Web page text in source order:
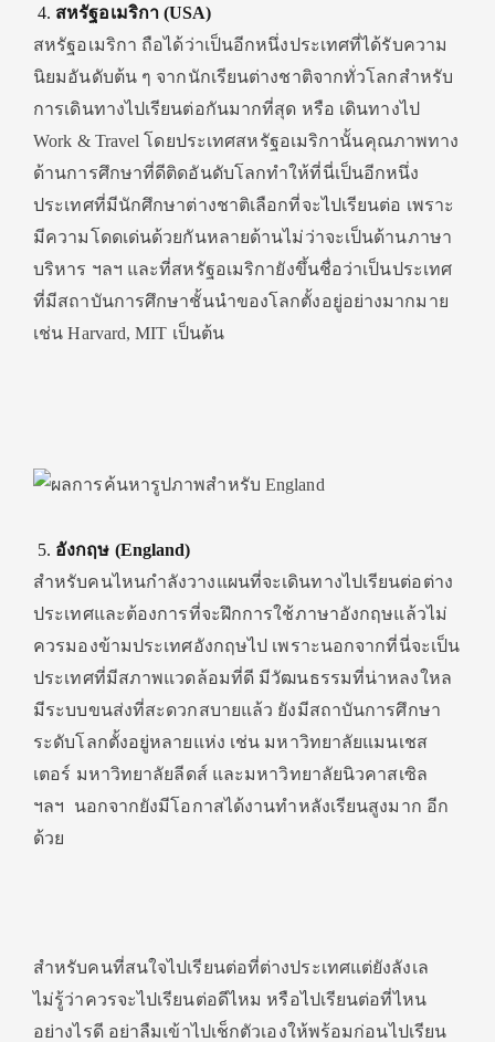
สหรัฐอเมริกา (USA)
สหรัฐอเมริกา ถือได้ว่าเป็นอีกหนึ่งประเทศที่ได้รับความ
นิยมอันดับต้น ๆ จากนักเรียนต่างชาติจากทั่วโลกสำหรับ
การเดินทางไปเรียนต่อกันมากที่สุด หรือ เดินทางไป
Work & Travel โดยประเทศสหรัฐอเมริกานั้นคุณภาพทาง
ด้านการศึกษาที่ดีติดอันดับโลกทำให้ที่นี่เป็นอีกหนึ่ง
ประเทศที่มีนักศึกษาต่างชาติเลือกที่จะไปเรียนต่อ เพราะ
มีความโดดเด่นด้วยกันหลายด้านไม่ว่าจะเป็นด้านภาษา
บริหาร ฯลฯ และที่สหรัฐอเมริกายังขึ้นชื่อว่าเป็นประเทศ
ที่มีสถาบันการศึกษาชั้นนำของโลกตั้งอยู่อย่างมากมาย
เช่น Harvard, MIT เป็นต้น
อังกฤษ (England)
สำหรับคนไหนกำลังวางแผนที่จะเดินทางไปเรียนต่อต่าง
ประเทศและต้องการที่จะฝึกการใช้ภาษาอังกฤษแล้วไม่
ควรมองข้ามประเทศอังกฤษไป เพราะนอกจากที่นี่จะเป็น
ประเทศที่มีสภาพแวดล้อมที่ดี มีวัฒนธรรมที่น่าหลงใหล
มีระบบขนส่งที่สะดวกสบายแล้ว ยังมีสถาบันการศึกษา
ระดับโลกตั้งอยู่หลายแห่ง เช่น มหาวิทยาลัยแมนเชส
เตอร์ มหาวิทยาลัยลีดส์ และมหาวิทยาลัยนิวคาสเซิล
ฯลฯ นอกจากยังมีโอกาสได้งานทำหลังเรียนสูงมาก อีก
ด้วย
สำหรับคนที่สนใจไปเรียนต่อที่ต่างประเทศแต่ยังลังเล
ไม่รู้ว่าควรจะไปเรียนต่อดีไหม หรือไปเรียนต่อที่ไหน
อย่างไรดี อย่าลืมเข้าไปเช็กตัวเองให้พร้อมก่อนไปเรียน